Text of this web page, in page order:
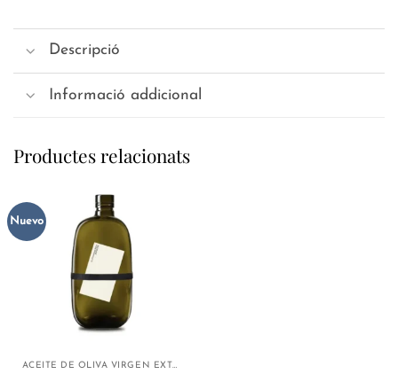
Descripció
Informació addicional
Productes relacionats
Nuevo
ACEITE DE OLIVA VIRGEN EXTRA